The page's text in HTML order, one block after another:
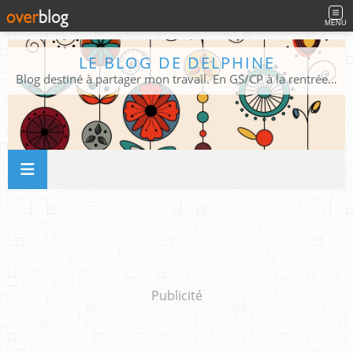
MENU
LE BLOG DE DELPHINE
Blog destiné à partager mon travail. En GS/CP à la rentrée 2026/2027 !
Publicité